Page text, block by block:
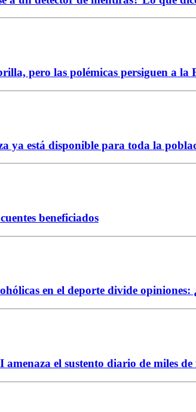
pero las polémicas persiguen a la
ya está disponible para toda la
beneficiados
en el deporte divide
el sustento diario de miles de